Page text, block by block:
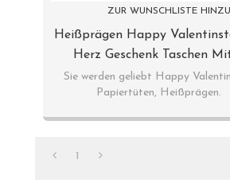
ZUR WUNSCHLISTE
Heißprägen Happy
Herz Geschenk Taschen
Designs In Tongle
Sortiert
Sie werden geliebt Happy
Papiertüten, Heißprägen.
1